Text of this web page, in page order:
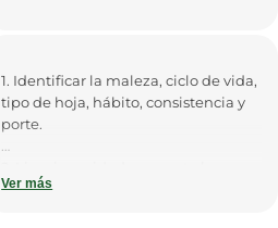
1. Identificar la maleza, ciclo de vida,
tipo de hoja, hábito, consistencia y
porte.
máquinas y herramientas de
Ver más